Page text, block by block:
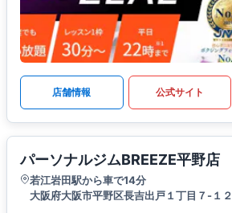
店舗情報 公式サイト
パーソナルジムBREEZE平野店
若江岩田駅から車で14分
大阪府大阪市平野区長吉出戸１丁目７-１２